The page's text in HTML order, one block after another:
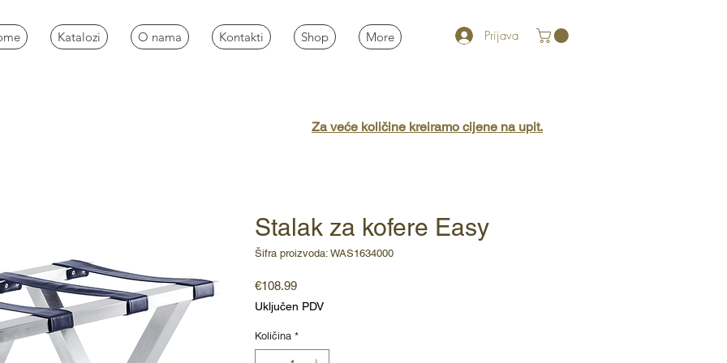
Katalozi O nama Kontakti Shop More Prijava
Stalak za kofere Easy
Šifra proizvoda: WAS1634000
€108.99Cijena
Uključen PDV
Količina *
Za veće količine kreiramo cijene na upit.